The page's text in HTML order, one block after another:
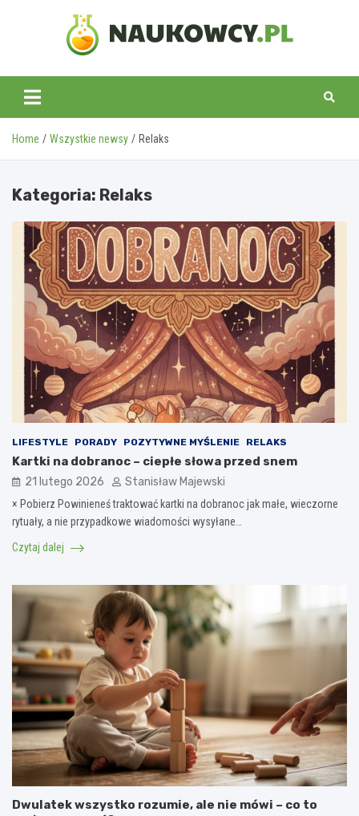
naukowcy.pl
Home Wszystkie newsy Relaks
Kategoria: Relaks
LIFESTYLE PORADY POZYTYWNE MYŚLENIE RELAKS
Kartki na dobranoc – ciepłe słowa przed snem
21 lutego 2026 Stanisław Majewski
× Pobierz Powinieneś traktować kartki na dobranoc jak małe, wieczorne
rytuały, a nie przypadkowe wiadomości wysyłane…
Czytaj dalej
Dwulatek wszystko rozumie, ale nie mówi – co to